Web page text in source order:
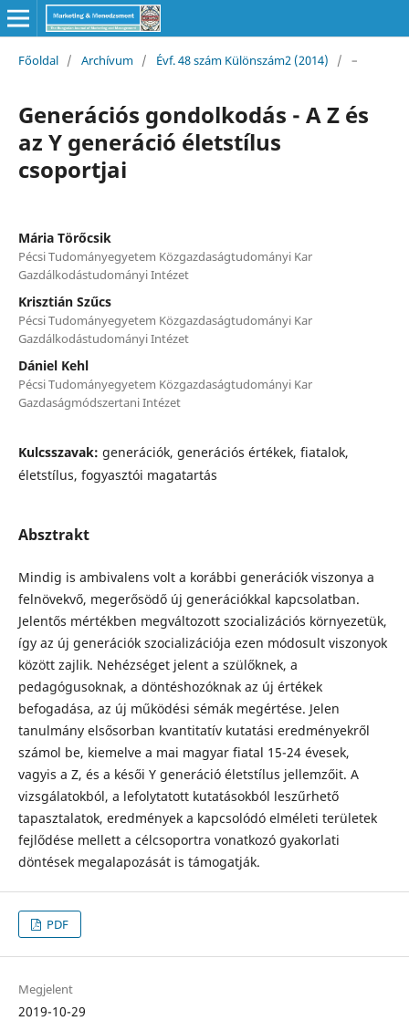
Főoldal / Archívum / Évf. 48 szám Különszám2 (2014) / –
Generációs gondolkodás - A Z és
az Y generáció életstílus
csoportjai
Mária Törőcsik
Pécsi Tudományegyetem Közgazdaságtudományi Kar
Gazdálkodástudományi Intézet
Krisztián Szűcs
Pécsi Tudományegyetem Közgazdaságtudományi Kar
Gazdálkodástudományi Intézet
Dániel Kehl
Pécsi Tudományegyetem Közgazdaságtudományi Kar
Gazdaságmódszertani Intézet
Kulcsszavak: generációk, generációs értékek, fiatalok,
életstílus, fogyasztói magatartás
Absztrakt
Mindig is ambivalens volt a korábbi generációk viszonya a
felnövekvő, megerősödő új generációkkal kapcsolatban.
Jelentős mértékben megváltozott szocializációs környezetük,
így az új generációk szocializációja ezen módosult viszonyok
között zajlik. Nehézséget jelent a szülőknek, a
pedagógusoknak, a döntéshozóknak az új értékek
befogadása, az új működési sémák megértése. Jelen
tanulmány elsősorban kvantitatív kutatási eredményekről
számol be, kiemelve a mai magyar fiatal 15-24 évesek,
vagyis a Z, és a késői Y generáció életstílus jellemzőit. A
vizsgálatokból, a lefolytatott kutatásokból leszűrhető
tapasztalatok, eredmények a kapcsolódó elméleti területek
fejlődése mellett a célcsoportra vonatkozó gyakorlati
döntések megalapozását is támogatják.
PDF
Megjelent
2019-10-29